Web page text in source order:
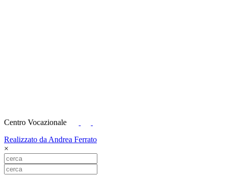
Centro Vocazionale
Realizzato da Andrea Ferrato
×